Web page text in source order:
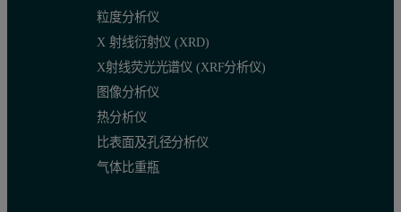
粒度分析仪
X 射线衍射仪 (XRD)
X射线荧光光谱仪 (XRF分析仪)
图像分析仪
热分析仪
比表面及孔径分析仪
气体比重瓶